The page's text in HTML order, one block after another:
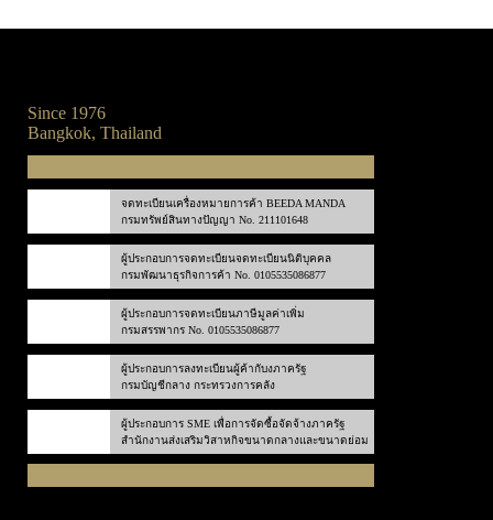
Since 1976
Bangkok, Thailand
จดทะเบียนเครื่องหมายการค้า BEEDA MANDA
กรมทรัพย์สินทางปัญญา No. 211101648
ผู้ประกอบการจดทะเบียนจดทะเบียนนิติบุคคล
กรมพัฒนาธุรกิจการค้า No. 0105535086877
ผู้ประกอบการจดทะเบียนภาษีมูลค่าเพิ่ม
กรมสรรพากร No. 0105535086877
ผู้ประกอบการลงทะเบียนผู้ค้ากับงภาครัฐ
กรมบัญชีกลาง กระทรวงการคลัง
ผู้ประกอบการ SME เพื่อการจัดซื้อจัดจ้างภาครัฐ
สำนักงานส่งเสริมวิสาหกิจขนาดกลางและขนาดย่อม